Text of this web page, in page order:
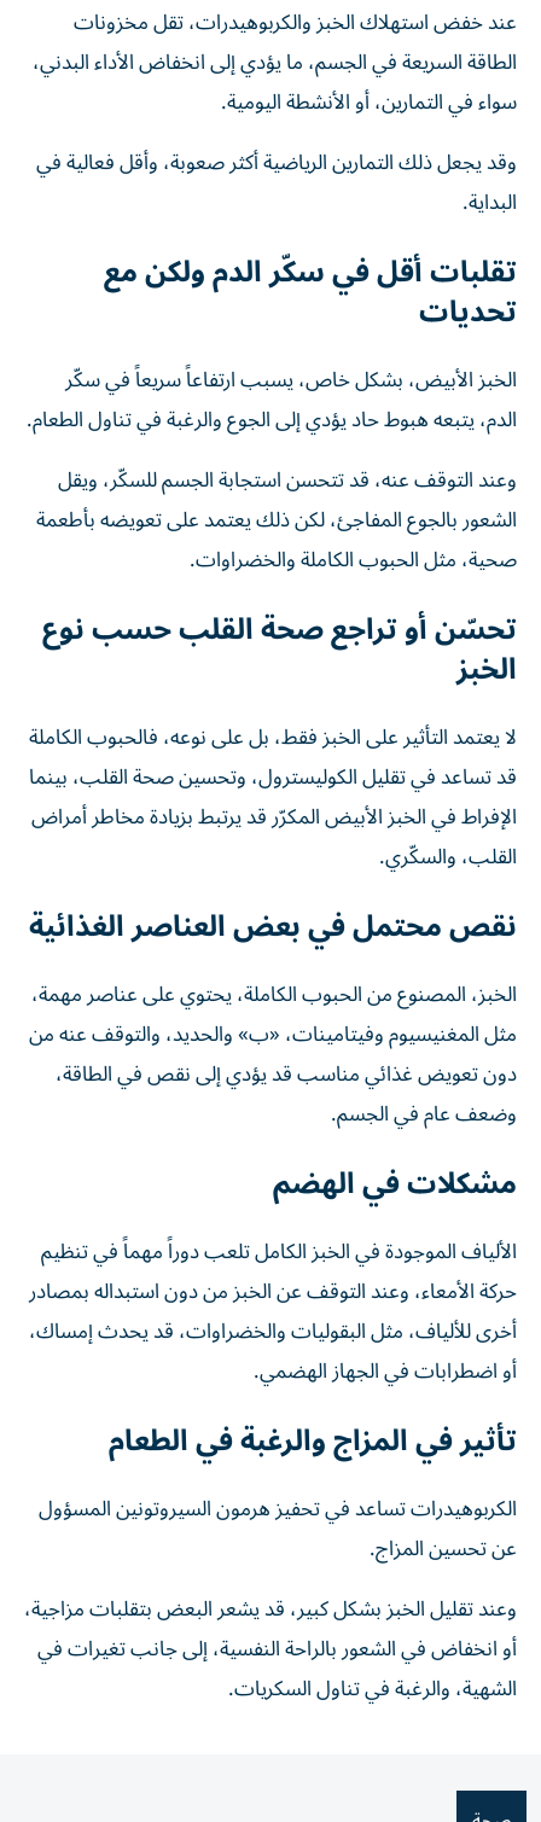
عند خفض استهلاك الخبز والكربوهيدرات، تقل مخزونات
الطاقة السريعة في الجسم، ما يؤدي إلى انخفاض الأداء البدني،
سواء في التمارين، أو الأنشطة اليومية.
وقد يجعل ذلك التمارين الرياضية أكثر صعوبة، وأقل فعالية في
البداية.
تقلبات أقل في سكّر الدم ولكن مع
تحديات
الخبز الأبيض، بشكل خاص، يسبب ارتفاعاً سريعاً في سكّر
الدم، يتبعه هبوط حاد يؤدي إلى الجوع والرغبة في تناول الطعام.
وعند التوقف عنه، قد تتحسن استجابة الجسم للسكّر، ويقل
الشعور بالجوع المفاجئ، لكن ذلك يعتمد على تعويضه بأطعمة
صحية، مثل الحبوب الكاملة والخضراوات.
تحسّن أو تراجع صحة القلب حسب نوع
الخبز
لا يعتمد التأثير على الخبز فقط، بل على نوعه، فالحبوب الكاملة
قد تساعد في تقليل الكوليسترول، وتحسين صحة القلب، بينما
الإفراط في الخبز الأبيض المكرّر قد يرتبط بزيادة مخاطر أمراض
القلب، والسكّري.
نقص محتمل في بعض العناصر الغذائية
الخبز، المصنوع من الحبوب الكاملة، يحتوي على عناصر مهمة،
مثل المغنيسيوم وفيتامينات، «ب» والحديد، والتوقف عنه من
دون تعويض غذائي مناسب قد يؤدي إلى نقص في الطاقة،
وضعف عام في الجسم.
مشكلات في الهضم
الألياف الموجودة في الخبز الكامل تلعب دوراً مهماً في تنظيم
حركة الأمعاء، وعند التوقف عن الخبز من دون استبداله بمصادر
أخرى للألياف، مثل البقوليات والخضراوات، قد يحدث إمساك،
أو اضطرابات في الجهاز الهضمي.
تأثير في المزاج والرغبة في الطعام
الكربوهيدرات تساعد في تحفيز هرمون السيروتونين المسؤول
عن تحسين المزاج.
وعند تقليل الخبز بشكل كبير، قد يشعر البعض بتقلبات مزاجية،
أو انخفاض في الشعور بالراحة النفسية، إلى جانب تغيرات في
الشهية، والرغبة في تناول السكريات.